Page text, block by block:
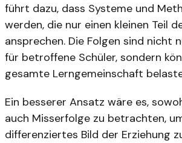
führt dazu, dass Systeme und
werden, die nur einen kleinen Teil
ansprechen. Die Folgen sind nicht
für betroffene Schüler, sondern
gesamte Lerngemeinschaft
Ein besserer Ansatz wäre es,
auch Misserfolge zu betrachten,
differenziertes Bild der Erziehung